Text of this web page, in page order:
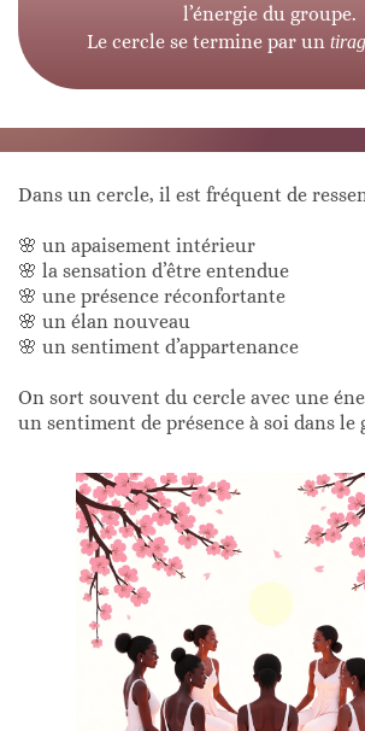
l’énergie du groupe.
Le cercle se termine par un
Dans un cercle, il est fréquent de
🌸 un apaisement intérieur
🌸 la sensation d’être entendue
🌸 une présence réconfortante
🌸 un élan nouveau
🌸 un sentiment d’appartenance
On sort souvent du cercle avec une
un sentiment de présence à soi dans le